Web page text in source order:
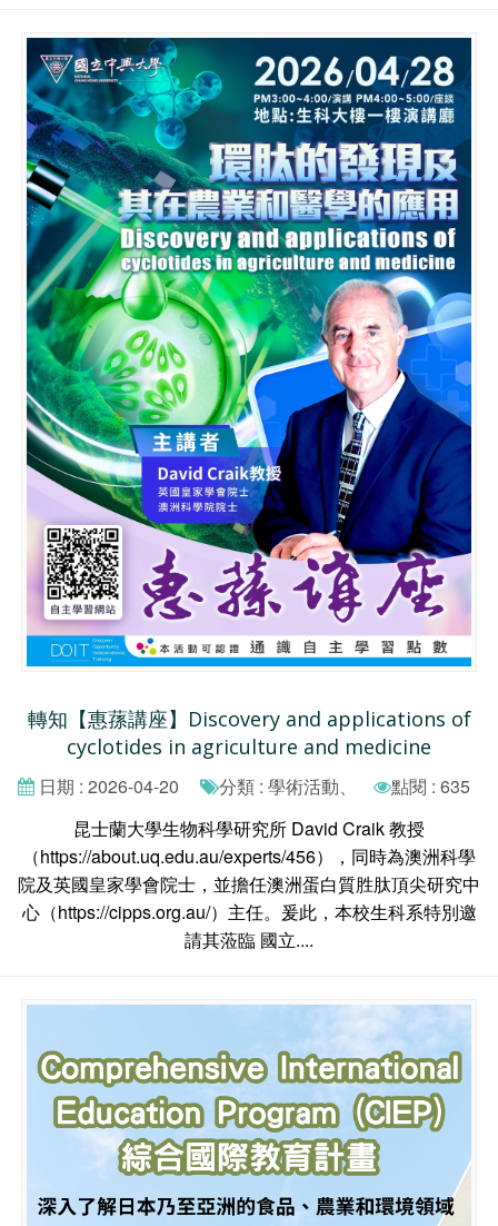
轉知【惠蓀講座】Discovery and applications of
cyclotides in agriculture and medicine
日期 : 2026-04-20 分類 : 學術活動、
點閱 : 635
昆士蘭大學生物科學研究所 David Craik 教授
（https://about.uq.edu.au/experts/456），同時為澳洲科學
院及英國皇家學會院士，並擔任澳洲蛋白質胜肽頂尖研究中
心（https://cipps.org.au/）主任。爰此，本校生科系特別邀
請其蒞臨 國立....